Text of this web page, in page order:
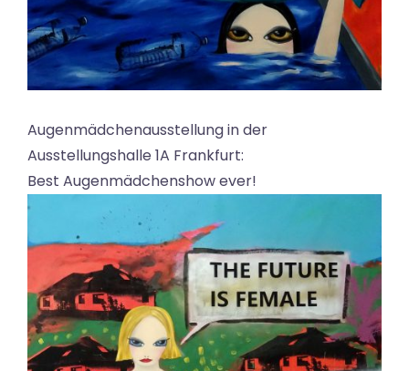
Augenmädchenausstellung in der
Ausstellungshalle 1A Frankfurt:
Best Augenmädchenshow ever!